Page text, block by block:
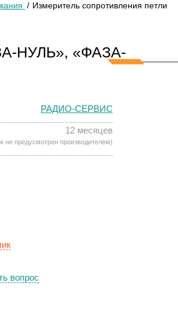
Измеритель сопротивления петли
НУЛЬ», «ФАЗА-
РАДИО-СЕРВИС
12 месяцев
не предусмотрен производителем)
вопрос